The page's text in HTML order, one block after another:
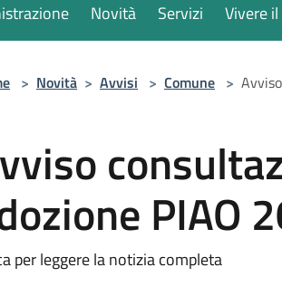
Novità Servizi Vivere
> Novità > Avvisi > Comune >
PIAO
per leggere la notizia completa